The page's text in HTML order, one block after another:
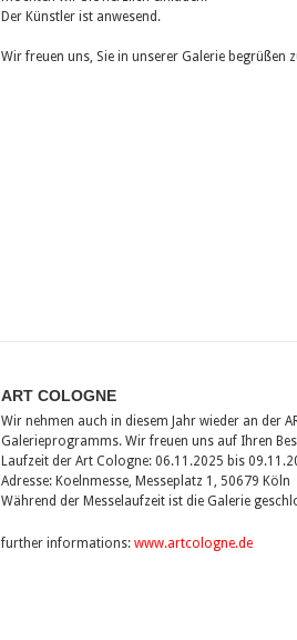
Der Künstler ist anwesend.
Wir freuen uns, Sie in unserer Galerie begrüßen
ART COLOGNE
Wir nehmen auch in diesem Jahr wieder an der
Galerieprogramms. Wir freuen uns auf Ihren
Laufzeit der Art Cologne: 06.11.2025 bis
Adresse: Koelnmesse, Messeplatz 1, 50679 Köln
Während der Messelaufzeit ist die Galerie
further informations:www.artcologne.de